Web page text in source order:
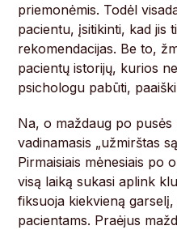
priemonėmis. Todėl
pacientu, įsitikinti, kad jis
rekomendacijas. Be to,
pacientų istorijų, kurios
psichologu pabūti,
Na, o maždaug po
vadinamasis „užmirštas
Pirmaisiais mėnesiais po
visą laiką sukasi aplink
fiksuoja kiekvieną
pacientams. Praėjus